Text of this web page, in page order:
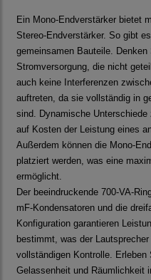
Ein Mono-Endverstärker bietet
Stereo-Endverstärker. So gibt
gemeinsamen Bauteile.
Stromversorgung, die nicht
auch keine Interferenzen
auftreten, da sie vollständig in
sind. Dynamische
auf Kosten der Leistung eines
Außerdem können die Mono-
platziert werden, was eine
ermöglicht.
Der beeindruckende 700-VA-
mF-Kondensatoren und die
Konfiguration garantieren
bestimmt, was der
vollständigen Kontrolle.
Gelassenheit und Räumlichkeit